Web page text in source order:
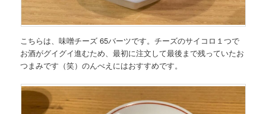
こちらは、味噌チーズ 65バーツです。チーズのサイコロ１つで
お酒がグイグイ進むため、最初に注文して最後まで残っていたお
つまみです（笑）のんべえにはおすすめです。